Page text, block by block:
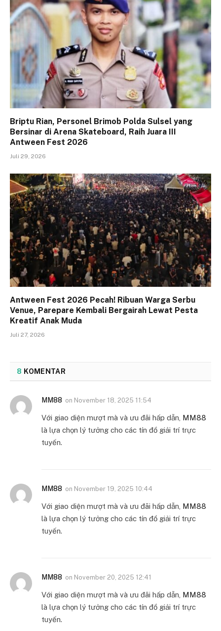
Briptu Rian, Personel Brimob Polda Sulsel yang
Bersinar di Arena Skateboard, Raih Juara III
Antween Fest 2026
Juli 29, 2026
Antween Fest 2026 Pecah! Ribuan Warga Serbu
Venue, Parepare Kembali Bergairah Lewat Pesta
Kreatif Anak Muda
Juli 27, 2026
8 KOMENTAR
MM88 on November 18, 2025 11:54
Với giao diện mượt mà và ưu đãi hấp dẫn, MM88
là lựa chọn lý tưởng cho các tín đồ giải trí trực
tuyến.
MM88 on November 19, 2025 10:44
Với giao diện mượt mà và ưu đãi hấp dẫn, MM88
là lựa chọn lý tưởng cho các tín đồ giải trí trực
tuyến.
MM88 on November 20, 2025 12:41
Với giao diện mượt mà và ưu đãi hấp dẫn, MM88
là lựa chọn lý tưởng cho các tín đồ giải trí trực
tuyến.